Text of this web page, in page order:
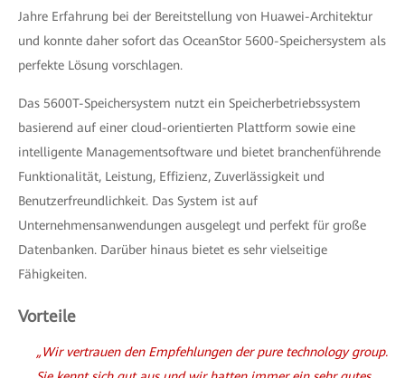
Jahre Erfahrung bei der Bereitstellung von Huawei-Architektur
und konnte daher sofort das OceanStor 5600-Speichersystem als
perfekte Lösung vorschlagen.
Das 5600T-Speichersystem nutzt ein Speicherbetriebssystem
basierend auf einer cloud-orientierten Plattform sowie eine
intelligente Managementsoftware und bietet branchenführende
Funktionalität, Leistung, Effizienz, Zuverlässigkeit und
Benutzerfreundlichkeit. Das System ist auf
Unternehmensanwendungen ausgelegt und perfekt für große
Datenbanken. Darüber hinaus bietet es sehr vielseitige
Fähigkeiten.
Vorteile
„Wir vertrauen den Empfehlungen der pure technology group.